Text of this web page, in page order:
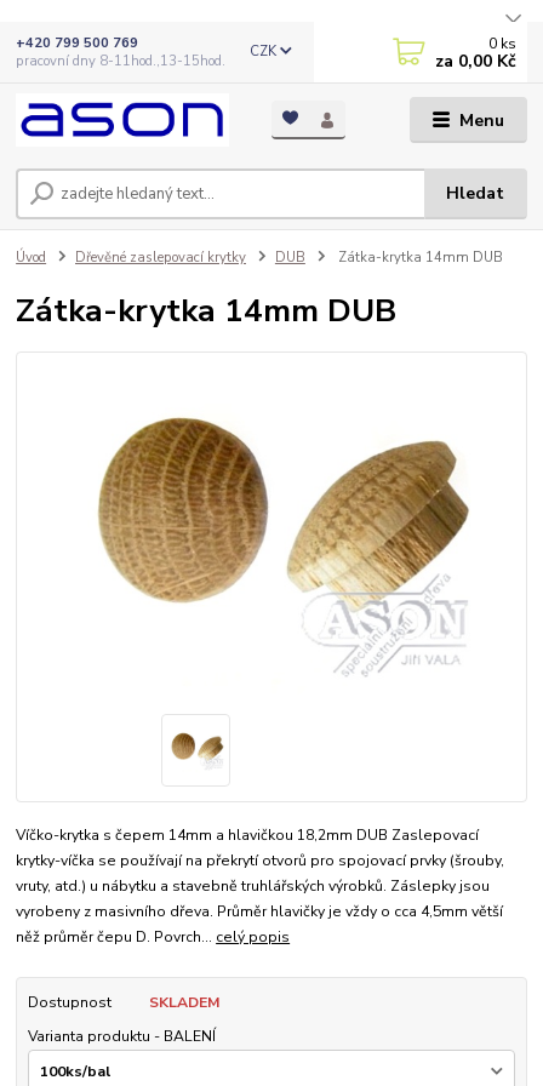
Menu
CZK
Hledat
+420 799 500 769
pracovní dny 8-11hod.,13-15hod.
0 ks
za 0,00 Kč
Úvod Dřevěné zaslepovací krytky DUB Zátka-krytka 14mm DUB
Zátka-krytka 14mm DUB
Víčko-krytka s čepem 14mm a hlavičkou 18,2mm DUB Zaslepovací
krytky-víčka se používají na překrytí otvorů pro spojovací prvky (šrouby,
vruty, atd.) u nábytku a stavebně truhlářských výrobků. Záslepky jsou
vyrobeny z masivního dřeva. Průměr hlavičky je vždy o cca 4,5mm větší
něž průměr čepu D. Povrch... celý popis
Dostupnost
SKLADEM
Varianta produktu - BALENÍ